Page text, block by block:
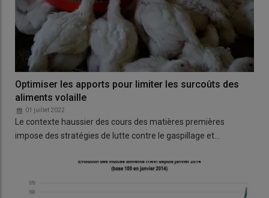
Optimiser les apports pour limiter les surcoûts des
aliments volaille
01 juillet 2022
Le contexte haussier des cours des matières premières
impose des stratégies de lutte contre le gaspillage et…